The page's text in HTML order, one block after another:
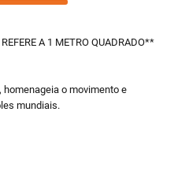
A 1 METRO QUADRADO**
o movimento e
mundiais.